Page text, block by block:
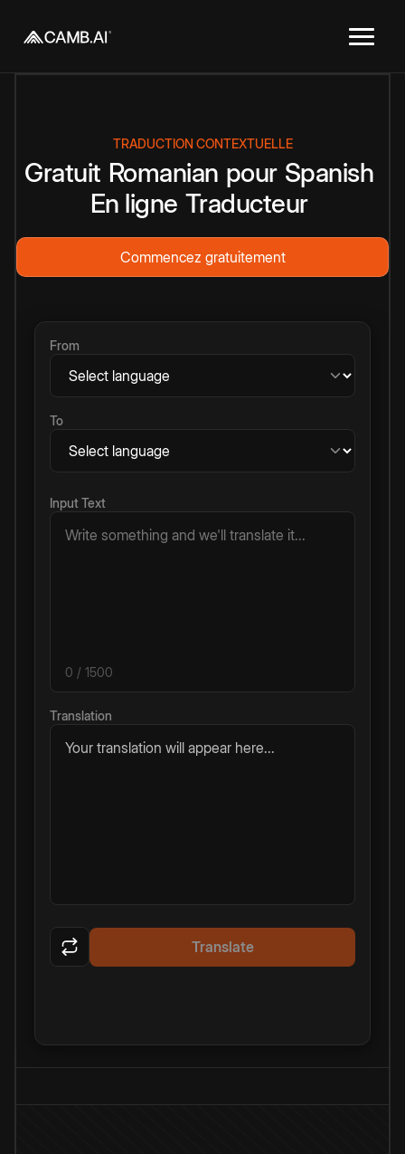
TRADUCTION CONTEXTUELLE
Gratuit Romanian pour Spanish
En ligne Traducteur
Commencez gratuitement
From
To
Input Text
0 / 1500
Translation
Your translation will appear here...
Translate